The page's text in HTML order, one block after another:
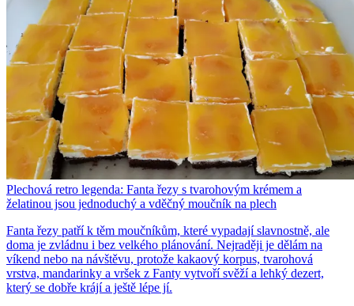
Plechová retro legenda: Fanta řezy s tvarohovým krémem a
želatinou jsou jednoduchý a vděčný moučník na plech
Fanta řezy patří k těm moučníkům, které vypadají slavnostně, ale
doma je zvládnu i bez velkého plánování. Nejraději je dělám na
víkend nebo na návštěvu, protože kakaový korpus, tvarohová
vrstva, mandarinky a vršek z Fanty vytvoří svěží a lehký dezert,
který se dobře krájí a ještě lépe jí.